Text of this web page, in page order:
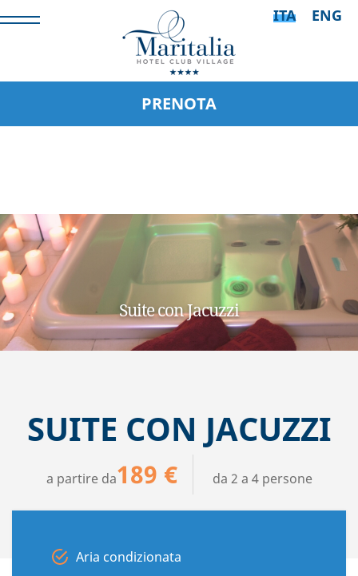
ITA ENG
PRENOTA
Suite con Jacuzzi
SUITE CON JACUZZI
a partire da189 € da 2 a 4 persone
Aria condizionata